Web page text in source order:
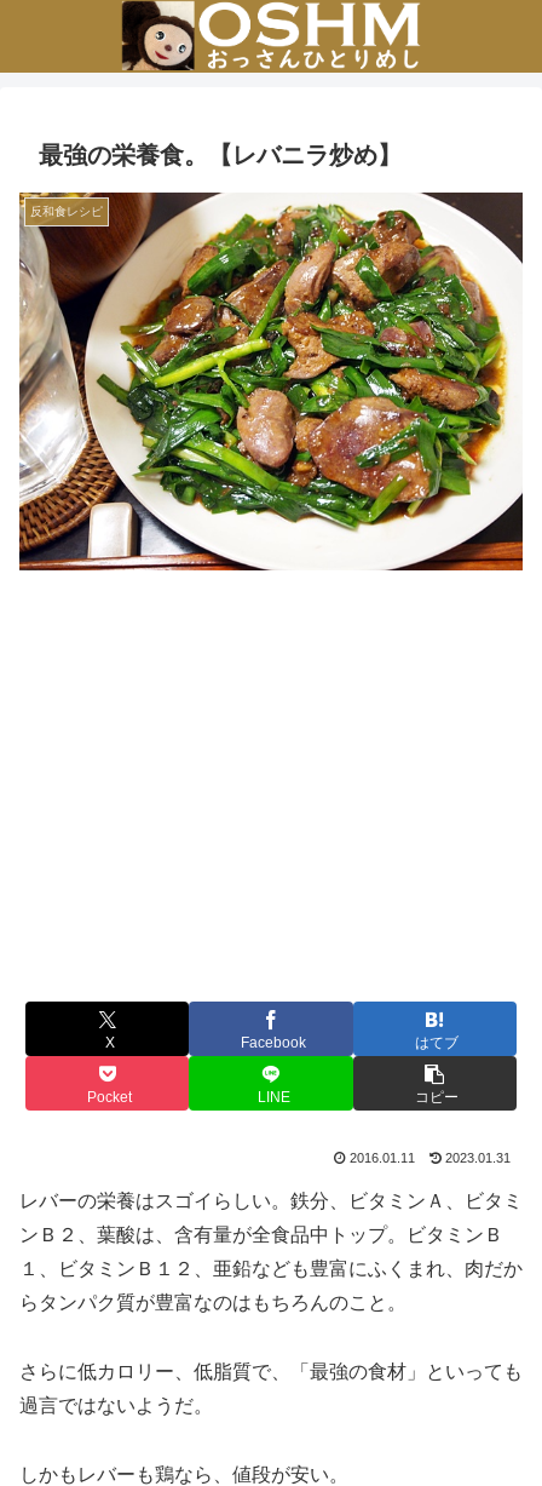
最強の栄養食。【レバニラ炒め】
反和食レシピ
X Facebook はてブ
Pocket LINE コピー
2016.01.11 2023.01.31
レバーの栄養はスゴイらしい。鉄分、ビタミンＡ、ビタミ
ンＢ２、葉酸は、含有量が全食品中トップ。ビタミンＢ
１、ビタミンＢ１２、亜鉛なども豊富にふくまれ、肉だか
らタンパク質が豊富なのはもちろんのこと。
さらに低カロリー、低脂質で、「最強の食材」といっても
過言ではないようだ。
しかもレバーも鶏なら、値段が安い。